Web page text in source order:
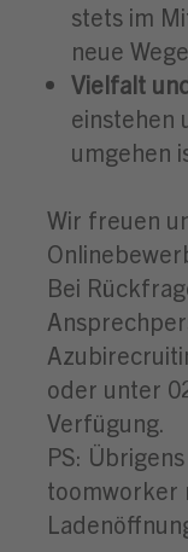
stets im
neue
Vielfalt
einstehen
umgehen
Wir freuen
Bei
oder unter
Verfügung.
PS:
toomworker